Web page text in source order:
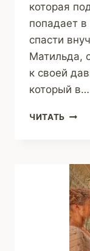
которая
попадает
спасти
Матильда,
к своей
который в…
ЧИТАТЬ